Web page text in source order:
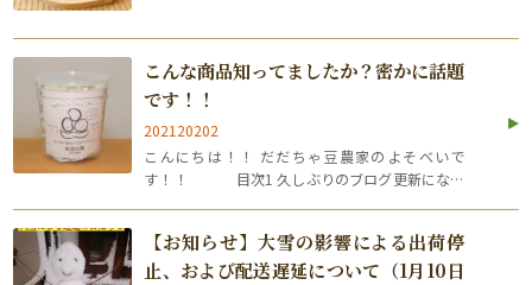
てますか？2 だだちゃ豆は枝豆です（しかも最高
こんな商品知ってましたか？密かに話題
です！！
202120202
こんにちは！！ だだちゃ豆農家のよそべいで
す！！ 目次1 久しぶりのブログ更新になっ
こんな商品作ってみま…
【お知らせ】大雪の影響による出荷停
止、および配送遅延について（1月10日